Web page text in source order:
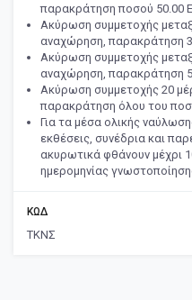
παρακράτηση ποσού 50.00
Ακύρωση συμμετοχής
αναχώρηση, παρακράτηση
Ακύρωση συμμετοχής
αναχώρηση, παρακράτηση
Ακύρωση συμμετοχής 20
παρακράτηση όλου του
Για τα μέσα ολικής
εκθέσεις, συνέδρια και
ακυρωτικά φθάνουν μέχρι
ημερομηνίας
ΚΩΔ
ΤΚΝΣ